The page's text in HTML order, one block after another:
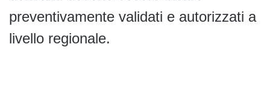
preventivamente validati e autorizzati a
livello regionale.